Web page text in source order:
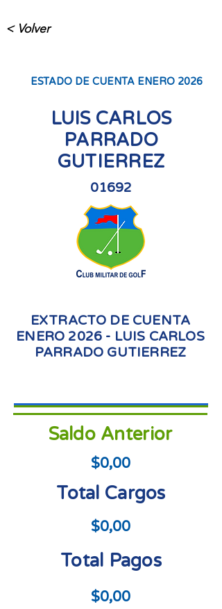
< Volver
ESTADO DE CUENTA ENERO 2026
LUIS CARLOS
PARRADO
GUTIERREZ
01692
EXTRACTO DE CUENTA
ENERO 2026 - LUIS CARLOS
PARRADO GUTIERREZ
Saldo Anterior
$0,00
Total Cargos
$0,00
Total Pagos
$0,00